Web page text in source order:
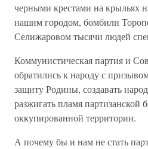
черными крестами на крыльях
нашим городом, бомбили
Селижаровом тысячи людей
Коммунистическая партия и
обратились к народу с
защиту Родины, создавать
разжигать пламя партизанской
оккупированной территории.
А почему бы и нам не стать